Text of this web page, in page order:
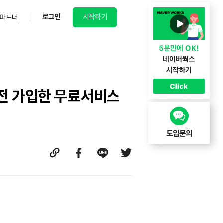
파트너 로그인 시작하기
가입한 무료서비스